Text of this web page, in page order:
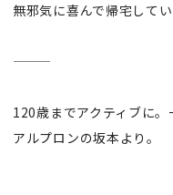
無邪気に喜んで帰宅してい
———
120歳までアクティブに。
アルプロンの坂本より。